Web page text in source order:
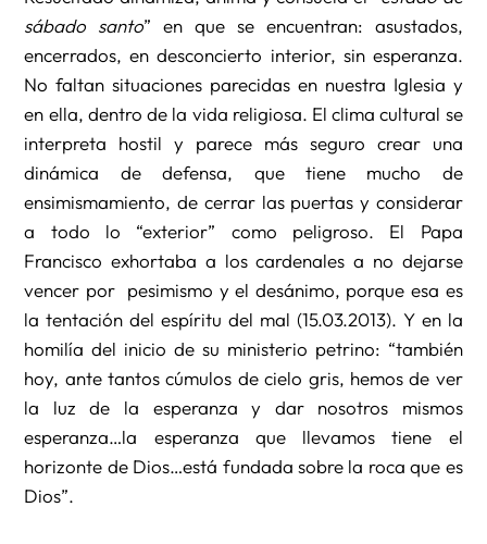
sábado santo” en que se encuentran: asustados,
encerrados, en desconcierto interior, sin esperanza.
No faltan situaciones parecidas en nuestra Iglesia y
en ella, dentro de la vida religiosa. El clima cultural se
interpreta hostil y parece más seguro crear una
dinámica de defensa, que tiene mucho de
ensimismamiento, de cerrar las puertas y considerar
a todo lo “exterior” como peligroso. El Papa
Francisco exhortaba a los cardenales a no dejarse
vencer por pesimismo y el desánimo, porque esa es
la tentación del espíritu del mal (15.03.2013). Y en la
homilía del inicio de su ministerio petrino: “también
hoy, ante tantos cúmulos de cielo gris, hemos de ver
la luz de la esperanza y dar nosotros mismos
esperanza…la esperanza que llevamos tiene el
horizonte de Dios…está fundada sobre la roca que es
Dios”.